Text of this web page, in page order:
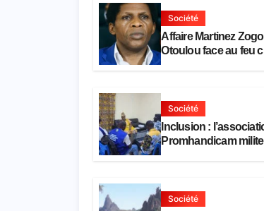
Société
Affaire Martinez
Otoulou face au feu
Société
Inclusion :
Promhandicam
Société